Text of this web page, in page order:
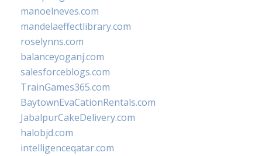
manoelneves.com
mandelaeffectlibrary.com
roselynns.com
balanceyoganj.com
salesforceblogs.com
TrainGames365.com
BaytownEvaCationRentals.com
JabalpurCakeDelivery.com
halobjd.com
intelligenceqatar.com